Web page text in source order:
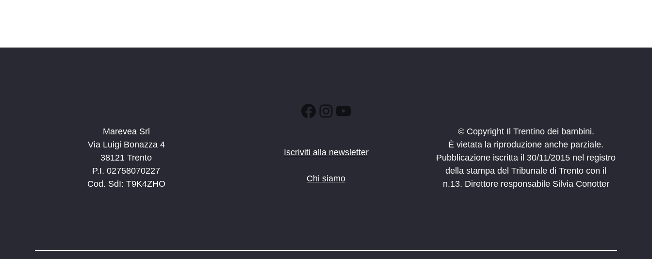
Marevea Srl
Via Luigi Bonazza 4
38121 Trento
P.I. 02758070227
Cod. SdI: T9K4ZHO
Facebook
Instagram
YouTube
Iscriviti alla newsletter
Chi siamo
© Copyright Il Trentino dei bambini.
È vietata la riproduzione anche parziale.
Pubblicazione iscritta il 30/11/2015 nel registro
della stampa del Tribunale di Trento con il
n.13. Direttore responsabile Silvia Conotter